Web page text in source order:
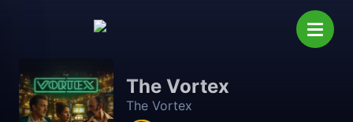
The Vortex
The Vortex